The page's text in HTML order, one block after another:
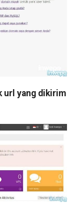
url yang dikirim